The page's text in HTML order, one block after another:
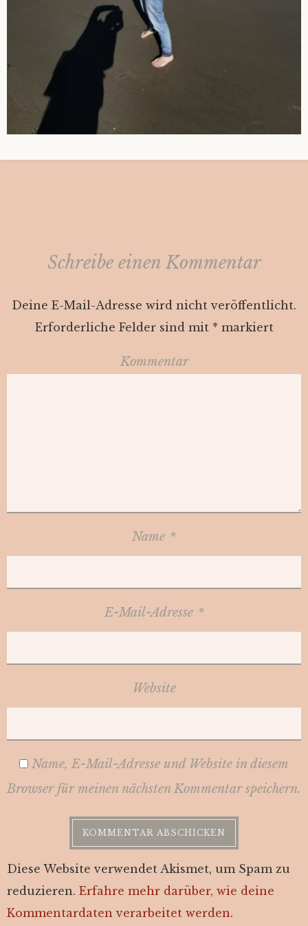
Schreibe einen Kommentar
Deine E-Mail-Adresse wird nicht veröffentlicht.
Erforderliche Felder sind mit * markiert
Kommentar
Name *
E-Mail-Adresse *
Website
Name, E-Mail-Adresse und Website in diesem
Browser für meinen nächsten Kommentar speichern.
Diese Website verwendet Akismet, um Spam zu
reduzieren. Erfahre mehr darüber, wie deine
Kommentardaten verarbeitet werden.